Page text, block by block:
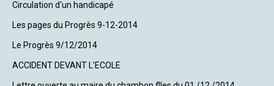
Circulation d'un handicapé
Les pages du Progrès 9-12-2014
Le Progrès 9/12/2014
ACCIDENT DEVANT L'ECOLE